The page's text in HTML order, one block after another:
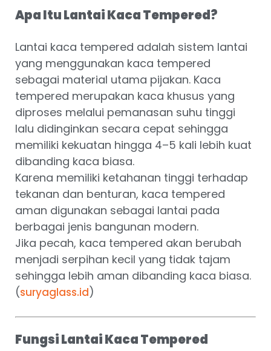
Apa Itu Lantai Kaca Tempered?
Lantai kaca tempered adalah sistem lantai
yang menggunakan kaca tempered
sebagai material utama pijakan. Kaca
tempered merupakan kaca khusus yang
diproses melalui pemanasan suhu tinggi
lalu didinginkan secara cepat sehingga
memiliki kekuatan hingga 4–5 kali lebih kuat
dibanding kaca biasa.
Karena memiliki ketahanan tinggi terhadap
tekanan dan benturan, kaca tempered
aman digunakan sebagai lantai pada
berbagai jenis bangunan modern.
Jika pecah, kaca tempered akan berubah
menjadi serpihan kecil yang tidak tajam
sehingga lebih aman dibanding kaca biasa.
(suryaglass.id)
Fungsi Lantai Kaca Tempered